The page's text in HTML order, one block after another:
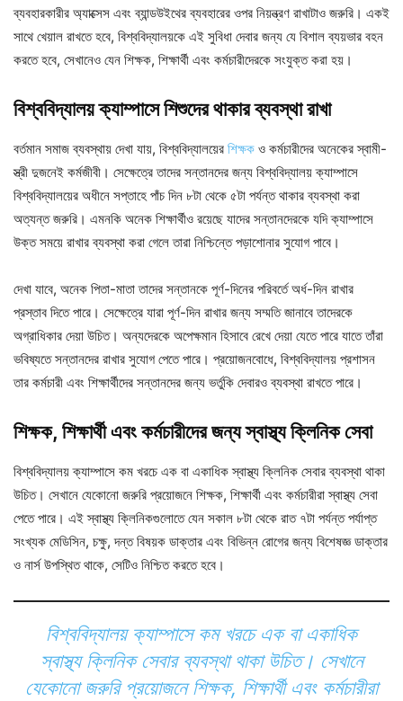
ব্যবহারকারীর অ্যাক্সেস এবং ব্যান্ডউইথের ব্যবহারের ওপর নিয়ন্ত্রণ রাখাটাও জরুরি। একই
সাথে খেয়াল রাখতে হবে, বিশ্ববিদ্যালয়কে এই সুবিধা দেবার জন্য যে বিশাল ব্যয়ভার বহন
করতে হবে, সেখানেও যেন শিক্ষক, শিক্ষার্থী এবং কর্মচারীদেরকে সংযুক্ত করা হয়।
বিশ্ববিদ্যালয় ক্যাম্পাসে শিশুদের থাকার ব্যবস্থা রাখা
বর্তমান সমাজ ব্যবস্থায় দেখা যায়, বিশ্ববিদ্যালয়ের শিক্ষক ও কর্মচারীদের অনেকের স্বামী-
স্ত্রী দুজনেই কর্মজীবী। সেক্ষেত্রে তাদের সন্তানদের জন্য বিশ্ববিদ্যালয় ক্যাম্পাসে
বিশ্ববিদ্যালয়ের অধীনে সপ্তাহে পাঁচ দিন ৮টা থেকে ৫টা পর্যন্ত থাকার ব্যবস্থা করা
অত্যন্ত জরুরি। এমনকি অনেক শিক্ষার্থীও রয়েছে যাদের সন্তানদেরকে যদি ক্যাম্পাসে
উক্ত সময়ে রাখার ব্যবস্থা করা গেলে তারা নিশ্চিন্তে পড়াশোনার সুযোগ পাবে।
দেখা যাবে, অনেক পিতা-মাতা তাদের সন্তানকে পূর্ণ-দিনের পরিবর্তে অর্ধ-দিন রাখার
প্রস্তাব দিতে পারে। সেক্ষেত্রে যারা পূর্ণ-দিন রাখার জন্য সম্মতি জানাবে তাদেরকে
অগ্রাধিকার দেয়া উচিত। অন্যদেরকে অপেক্ষমান হিসাবে রেখে দেয়া যেতে পারে যাতে তাঁরা
ভবিষ্যতে সন্তানদের রাখার সুযোগ পেতে পারে। প্রয়োজনবোধে, বিশ্ববিদ্যালয় প্রশাসন
তার কর্মচারী এবং শিক্ষার্থীদের সন্তানদের জন্য ভর্তুকি দেবারও ব্যবস্থা রাখতে পারে।
শিক্ষক, শিক্ষার্থী এবং কর্মচারীদের জন্য স্বাস্থ্য ক্লিনিক সেবা
বিশ্ববিদ্যালয় ক্যাম্পাসে কম খরচে এক বা একাধিক স্বাস্থ্য ক্লিনিক সেবার ব্যবস্থা থাকা
উচিত। সেখানে যেকোনো জরুরি প্রয়োজনে শিক্ষক, শিক্ষার্থী এবং কর্মচারীরা স্বাস্থ্য সেবা
পেতে পারে। এই স্বাস্থ্য ক্লিনিকগুলোতে যেন সকাল ৮টা থেকে রাত ৭টা পর্যন্ত পর্যাপ্ত
সংখ্যক মেডিসিন, চক্ষু, দন্ত বিষয়ক ডাক্তার এবং বিভিন্ন রোগের জন্য বিশেষজ্ঞ ডাক্তার
ও নার্স উপস্থিত থাকে, সেটিও নিশ্চিত করতে হবে।
বিশ্ববিদ্যালয় ক্যাম্পাসে কম খরচে এক বা একাধিক
স্বাস্থ্য ক্লিনিক সেবার ব্যবস্থা থাকা উচিত। সেখানে
যেকোনো জরুরি প্রয়োজনে শিক্ষক, শিক্ষার্থী এবং কর্মচারীরা